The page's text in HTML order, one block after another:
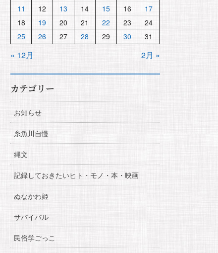
11
12 13 14 15 16
17
18
19 20 21 22 23
24
25
26 27 28 29 30 31
« 12月 2月 »
カテゴリー
お知らせ
糸魚川自慢
縄文
記録しておきたいヒト・モノ・本・映画
ぬなかわ姫
サバイバル
民俗学ごっこ